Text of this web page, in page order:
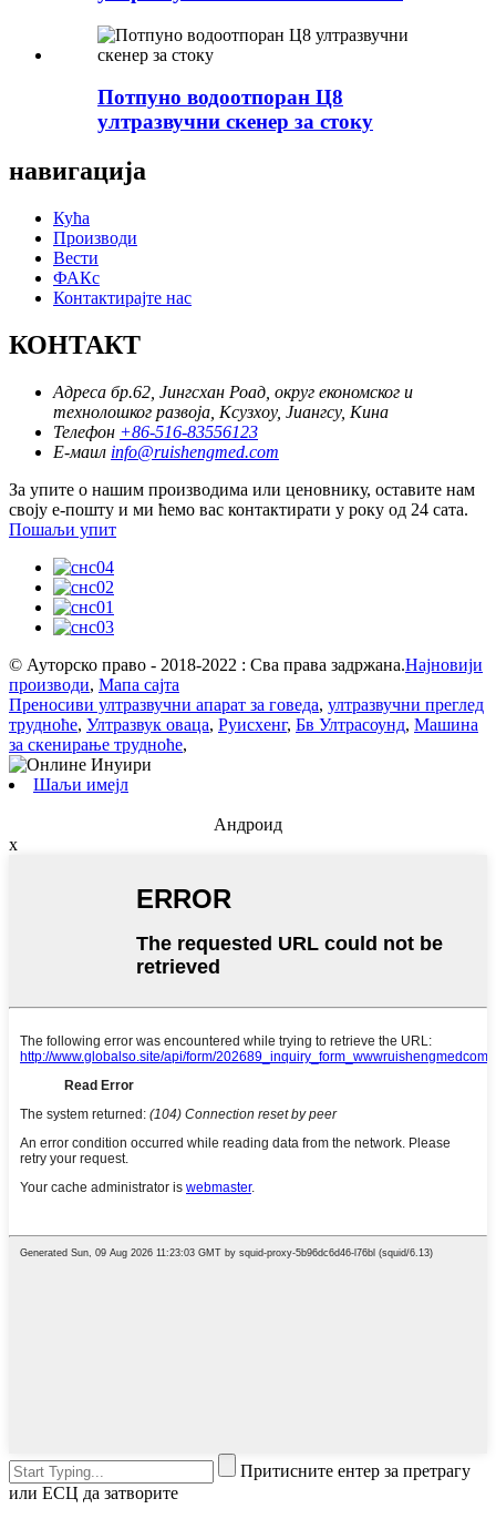
Потпуно водоотпоран Ц8
ултразвучни скенер за стоку
навигација
Кућа
Производи
Вести
ФАКс
Контактирајте нас
КОНТАКТ
Адреса бр.62, Јингсхан Роад, округ економског и
технолошког развоја, Ксузхоу, Јиангсу, Кина
Телефон +86-516-83556123
Е-маил info@ruishengmed.com
За упите о нашим производима или ценовнику, оставите нам
своју е-пошту и ми ћемо вас контактирати у року од 24 сата.
Пошаљи упит
© Ауторско право - 2018-2022 : Сва права задржана.Најновији
производи, Мапа сајта
Преносиви ултразвучни апарат за говеда, ултразвучни преглед
трудноће, Ултразвук оваца, Руисхенг, Бв Ултрасоунд, Машина
за скенирање трудноће,
Шаљи имејл
Андроид
x
Притисните ентер за претрагу
или ЕСЦ да затворите